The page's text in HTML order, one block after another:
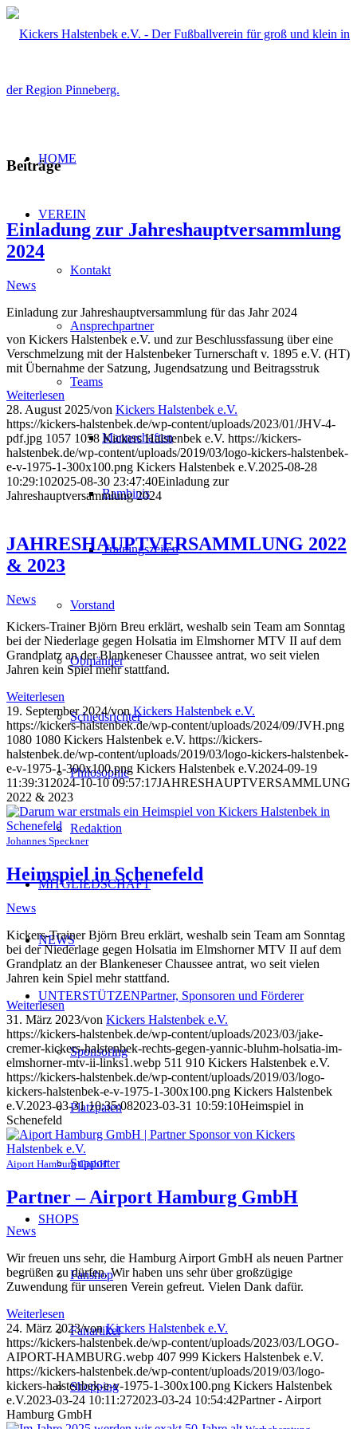
HOME
VEREIN
Kontakt
Ansprechpartner
Teams
Mannschaften
Bambinis
Trainingszeiten
Vorstand
Obmänner
Schiedsrichter
Philosophie
Redaktion
MITGLIEDSCHAFT
NEWS
UNTERSTÜTZENPartner, Sponsoren und Förderer
Sponsoring
Platzpaten
Supporter
SHOPS
Fanshop
Fanartikel
Shopping
Beiträge
Einladung zur Jahreshauptversammlung
2024
News
Einladung zur Jahreshauptversammlung für das Jahr 2024
von Kickers Halstenbek e.V. und zur Beschlussfassung über eine
Verschmelzung mit der Halstenbeker Turnerschaft v. 1895 e.V. (HT)
mit Übernahme der Satzung, Jugendsatzung und Beitragsstruk
Weiterlesen
28. August 2025/von Kickers Halstenbek e.V.
https://kickers-halstenbek.de/wp-content/uploads/2023/01/JHV-4-
pdf.jpg 1057 1058 Kickers Halstenbek e.V. https://kickers-
halstenbek.de/wp-content/uploads/2019/03/logo-kickers-halstenbek-
e-v-1975-1-300x100.png Kickers Halstenbek e.V.2025-08-28
10:29:102025-08-30 23:47:40Einladung zur
Jahreshauptversammlung 2024
JAHRESHAUPTVERSAMMLUNG 2022
& 2023
News
Kickers-Trainer Björn Breu erklärt, weshalb sein Team am Sonntag
bei der Niederlage gegen Holsatia im Elmshorner MTV II auf dem
Grandplatz an der Blankeneser Chaussee antrat, wo seit vielen
Jahren kein Spiel mehr stattfand.
Weiterlesen
19. September 2024/vonKickers Halstenbek e.V.
https://kickers-halstenbek.de/wp-content/uploads/2024/09/JVH.png
1080 1080 Kickers Halstenbek e.V. https://kickers-
halstenbek.de/wp-content/uploads/2019/03/logo-kickers-halstenbek-
e-v-1975-1-300x100.png Kickers Halstenbek e.V.2024-09-19
11:39:31 2024-10-10 09:57:17JAHRESHAUPTVERSAMMLUNG
2022 & 2023
Johannes Speckner
Heimspiel in Schenefeld
News
Kickers-Trainer Björn Breu erklärt, weshalb sein Team am Sonntag
bei der Niederlage gegen Holsatia im Elmshorner MTV II auf dem
Grandplatz an der Blankeneser Chaussee antrat, wo seit vielen
Jahren kein Spiel mehr stattfand.
Weiterlesen
31. März 2023/von Kickers Halstenbek e.V.
https://kickers-halstenbek.de/wp-content/uploads/2023/03/jake-
cremer-kickers-halstenbek-rechts-gegen-yannic-bluhm-holsatia-im-
elmshorner-mtv-ii-links1.webp 511 910 Kickers Halstenbek e.V.
https://kickers-halstenbek.de/wp-content/uploads/2019/03/logo-
kickers-halstenbek-e-v-1975-1-300x100.png Kickers Halstenbek
e.V.2023-03-31 10:35:082023-03-31 10:59:10Heimspiel in
Schenefeld
Aiport Hamburg GmbH
Partner – Airport Hamburg GmbH
News
Wir freuen uns sehr, die Hamburg Airport GmbH als neuen Partner
begrüßen zu dürfen. Wir haben uns sehr über großzügige
Zuwendung für unseren Verein gefreut. Vielen Dank dafür.
Weiterlesen
24. März 2023/vonKickers Halstenbek e.V.
https://kickers-halstenbek.de/wp-content/uploads/2023/03/LOGO-
AIPORT-HAMBURG.webp 407 999 Kickers Halstenbek e.V.
https://kickers-halstenbek.de/wp-content/uploads/2019/03/logo-
kickers-halstenbek-e-v-1975-1-300x100.png Kickers Halstenbek
e.V.2023-03-24 10:11:272023-03-24 10:54:42Partner - Airport
Hamburg GmbH